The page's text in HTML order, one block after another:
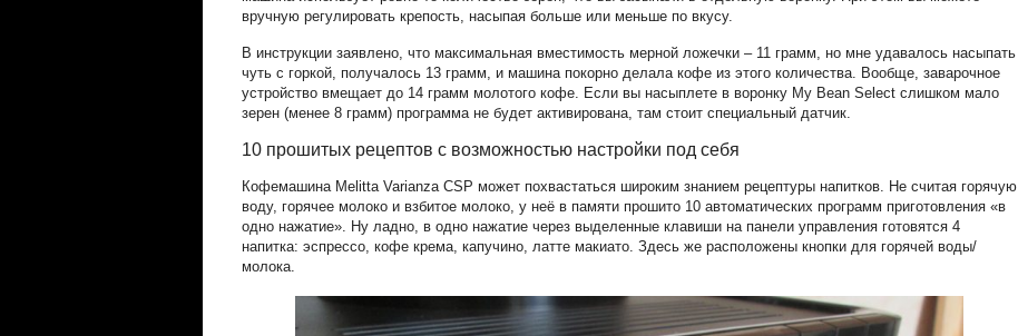
вручную регулировать крепость, насыпая больше или меньше по вкусу.
В инструкции заявлено, что максимальная вместимость мерной ложечки – 11 грамм, но мне удавалось насыпать
чуть с горкой, получалось 13 грамм, и машина покорно делала кофе из этого количества. Вообще, заварочное
устройство вмещает до 14 грамм молотого кофе. Если вы насыплете в воронку My Bean Select слишком мало
зерен (менее 8 грамм) программа не будет активирована, там стоит специальный датчик.
10 прошитых рецептов с возможностью настройки под себя
Кофемашина Melitta Varianza CSP может похвастаться широким знанием рецептуры напитков. Не считая горячую
воду, горячее молоко и взбитое молоко, у неё в памяти прошито 10 автоматических программ приготовления «в
одно нажатие». Ну ладно, в одно нажатие через выделенные клавиши на панели управления готовятся 4
напитка: эспрессо, кофе крема, капучино, латте макиато. Здесь же расположены кнопки для горячей воды/
молока.